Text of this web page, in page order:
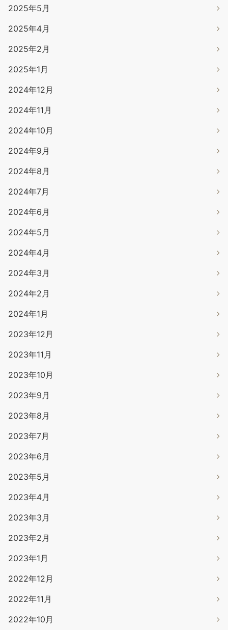
2025年5月
2025年4月
2025年2月
2025年1月
2024年12月
2024年11月
2024年10月
2024年9月
2024年8月
2024年7月
2024年6月
2024年5月
2024年4月
2024年3月
2024年2月
2024年1月
2023年12月
2023年11月
2023年10月
2023年9月
2023年8月
2023年7月
2023年6月
2023年5月
2023年4月
2023年3月
2023年2月
2023年1月
2022年12月
2022年11月
2022年10月